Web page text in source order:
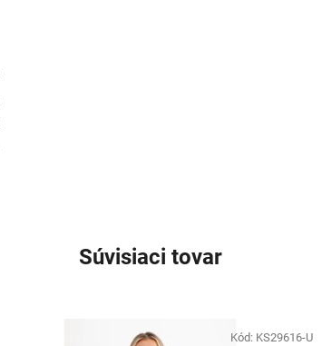
Súvisiaci tovar
Kód: KS29616-U